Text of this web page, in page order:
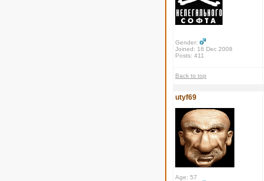
Gender:
Joined: 16 Dec 2008
Posts: 411
Back to top
utyf69
Age: 57